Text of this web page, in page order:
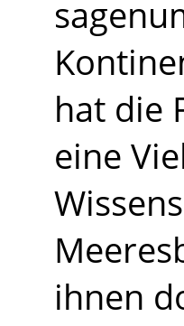
hat die
eine
ihnen